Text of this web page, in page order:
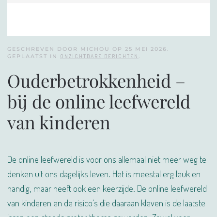
GESCHREVEN DOOR MICHOU OP 25 MEI 2026
GEPLAATST IN ONZICHTBARE BERICHTEN
Ouderbetrokkenheid –
bij de online leefwereld
van kinderen
De online leefwereld is voor ons allemaal niet meer weg te
denken uit ons dagelijks leven. Het is meestal erg leuk en
handig, maar heeft ook een keerzijde. De online leefwereld
van kinderen en de risico's die daaraan kleven is de laatste